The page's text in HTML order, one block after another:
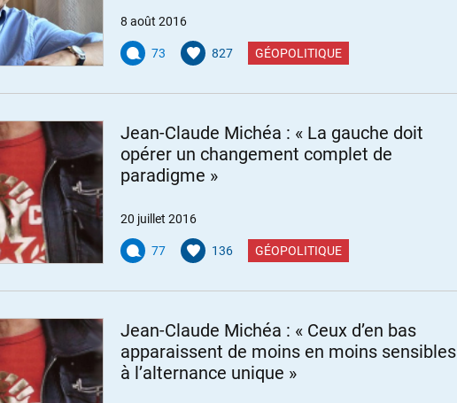
8 août 2016
73 827 GÉOPOLITIQUE
Jean-Claude Michéa : « La gauche doit
opérer un changement complet de
paradigme »
20 juillet 2016
77 136 GÉOPOLITIQUE
Jean-Claude Michéa : « Ceux d’en bas
apparaissent de moins en moins sensibles
à l’alternance unique »